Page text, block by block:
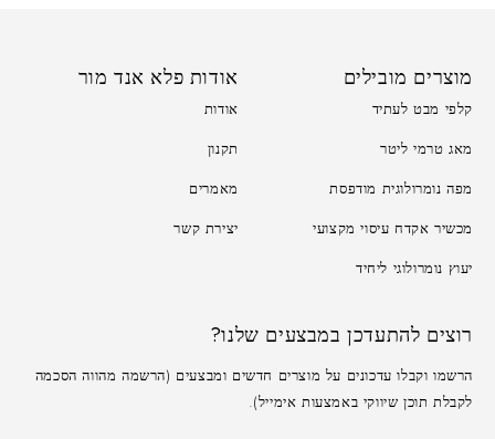
מוצרים מובילים
קלפי מבט לעתיד
מאג טרמי ליטר
מפה נומרולוגית מודפסת
מכשיר אקדח עיסוי מקצועי
יעוץ נומרולוגי ליחיד
אודות פלא אנד מור
אודות
תקנון
מאמרים
יצירת קשר
רוצים להתעדכן במבצעים שלנו?
הרשמו וקבלו עדכונים על מוצרים חדשים ומבצעים (הרשמה מהווה הסכמה
לקבלת תוכן שיווקי באמצעות אימייל).